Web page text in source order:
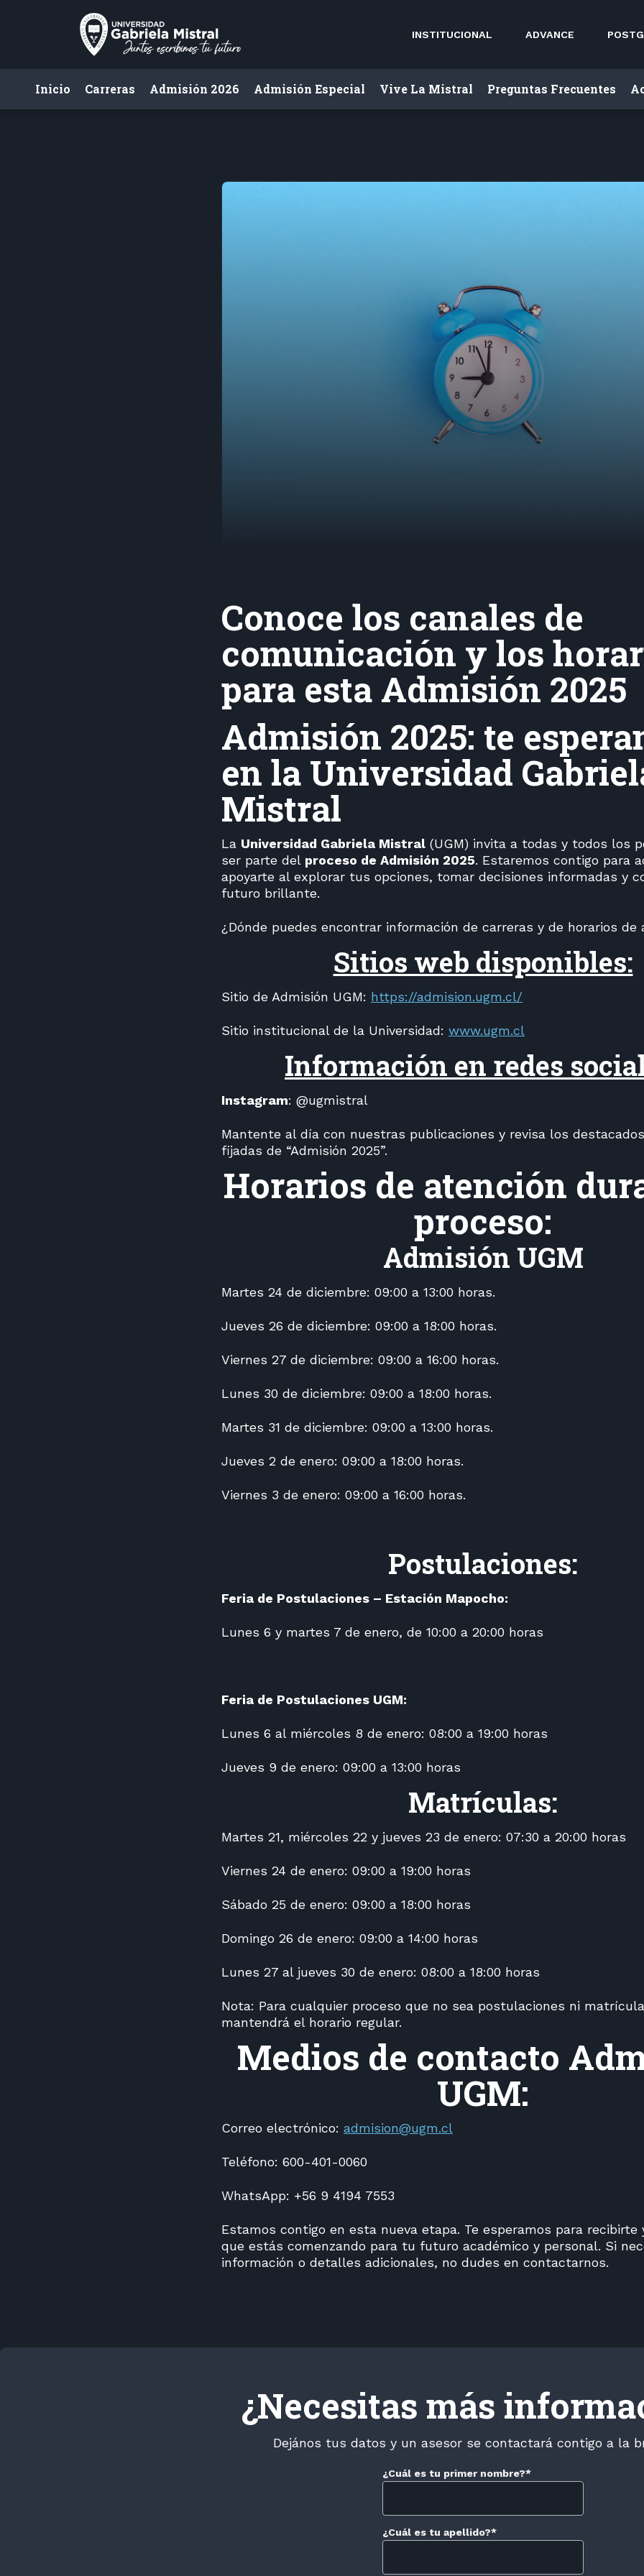
INSTITUCIONAL ADVANCE
Inicio Carreras Admisión 2026 Admisión Especial Vive La Mistral Preguntas Frecuentes
Conoce los canales de
comunicación y los
para esta Admisión 2025
Admisión 2025: te
en la Universidad
Mistral
La Universidad Gabriela Mistral (UGM) invita a todas y todos los
ser parte del proceso de Admisión 2025. Estaremos contigo para
apoyarte al explorar tus opciones, tomar decisiones informadas y
futuro brillante.
¿Dónde puedes encontrar información de carreras y de horarios de
Sitios web disponibles:
Sitio de Admisión UGM: https://admision.ugm.cl/
Sitio institucional de la Universidad: www.ugm.cl
Información en redes
Instagram: @ugmistral
Mantente al día con nuestras publicaciones y revisa los
fijadas de “Admisión 2025”.
Horarios de atención
proceso:
Admisión UGM
Martes 24 de diciembre: 09:00 a 13:00 horas.
Jueves 26 de diciembre: 09:00 a 18:00 horas.
Viernes 27 de diciembre: 09:00 a 16:00 horas.
Lunes 30 de diciembre: 09:00 a 18:00 horas.
Martes 31 de diciembre: 09:00 a 13:00 horas.
Jueves 2 de enero: 09:00 a 18:00 horas.
Viernes 3 de enero: 09:00 a 16:00 horas.
Postulaciones:
Feria de Postulaciones – Estación Mapocho:
Lunes 6 y martes 7 de enero, de 10:00 a 20:00 horas
Feria de Postulaciones UGM:
Lunes 6 al miércoles 8 de enero: 08:00 a 19:00 horas
Jueves 9 de enero: 09:00 a 13:00 horas
Matrículas:
Martes 21, miércoles 22 y jueves 23 de enero: 07:30 a 20:00 horas
Viernes 24 de enero: 09:00 a 19:00 horas
Sábado 25 de enero: 09:00 a 18:00 horas
Domingo 26 de enero: 09:00 a 14:00 horas
Lunes 27 al jueves 30 de enero: 08:00 a 18:00 horas
Nota: Para cualquier proceso que no sea postulaciones ni
mantendrá el horario regular.
Medios de contacto
UGM:
Correo electrónico: admision@ugm.cl
Teléfono: 600-401-0060
WhatsApp: +56 9 4194 7553
Estamos contigo en esta nueva etapa. Te esperamos para recibirte
que estás comenzando para tu futuro académico y personal. Si
información o detalles adicionales, no dudes en contactarnos.
¿Necesitas más
Dejános tus datos y un asesor se contactará contigo a la
¿Cuál es tu primer nombre?*
¿Cuál es tu apellido?*